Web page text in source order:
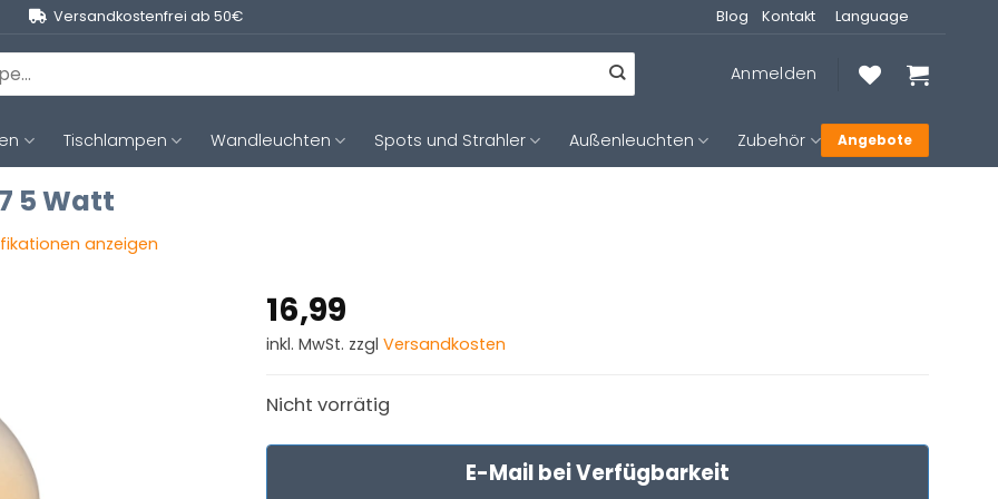
Versandkostenfrei ab 50€ Blog Kontakt Language
Anmelden
Tischlampen Wandleuchten Spots und Strahler Außenleuchten Zubehör Angebote
5 Watt
anzeigen
16,99
inkl. MwSt. zzgl Versandkosten
Nicht vorrätig
E-Mail bei Verfügbarkeit